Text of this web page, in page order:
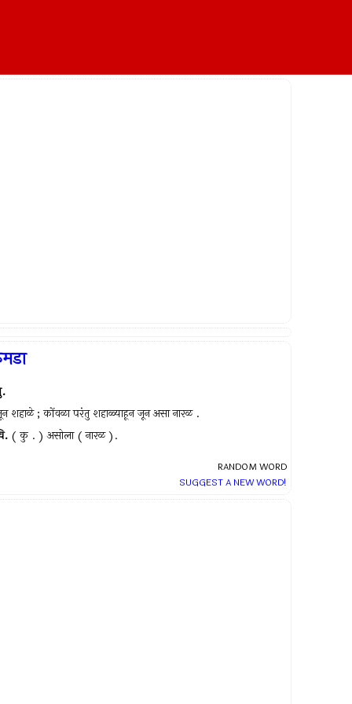
शहाळे ; कोंवळा परंतु शहाळ्याहून जून असा नारळ .
( कु . ) असोला ( नारळ ).
RANDOM WORD
SUGGEST A NEW WORD!